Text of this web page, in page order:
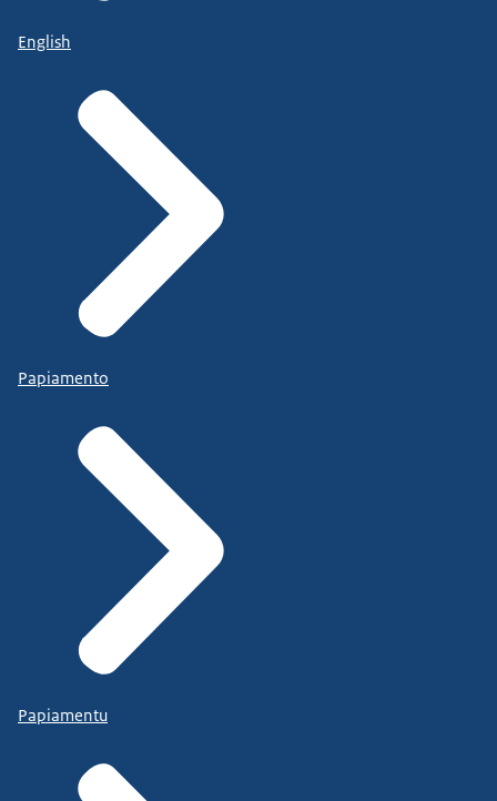
English
Papiamento
Papiamentu